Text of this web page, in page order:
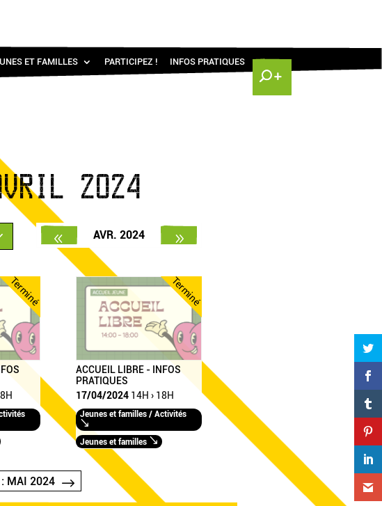
ET FAMILLES PARTICIPEZ ! INFOS PRATIQUES
2024
AVR. 2024
Terminé Terminé
ACCUEIL LIBRE - INFOS
PRATIQUES
17/04/2024 14H › 18H
Jeunes et familles / Activités
Jeunes et familles
MAI 2024